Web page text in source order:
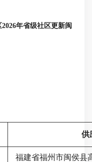
年省级社区更新闽
供
福建省福州市闽侯县